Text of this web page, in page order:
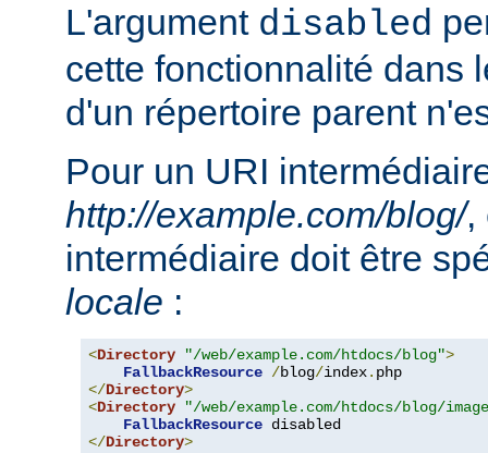
L'argument disabled
cette fonctionnalité dans
d'un répertoire parent
Pour un URI
http://example.com/blog/,
intermédiaire doit être
locale :
<Directory "/web/example.com/htdocs/blog">
FallbackResource /blog/index.
</Directory>
<Directory
"/web/example.com/htdocs/blog/
FallbackResource
</Directory>